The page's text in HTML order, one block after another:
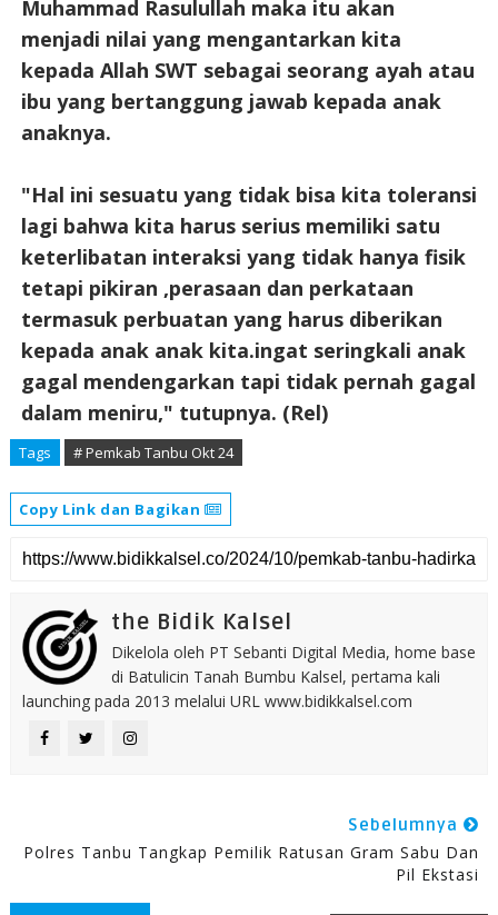
Muhammad Rasulullah maka itu akan
menjadi nilai yang mengantarkan kita
kepada Allah SWT sebagai seorang ayah atau
ibu yang bertanggung jawab kepada anak
anaknya.
"Hal ini sesuatu yang tidak bisa kita toleransi
lagi bahwa kita harus serius memiliki satu
keterlibatan interaksi yang tidak hanya fisik
tetapi pikiran ,perasaan dan perkataan
termasuk perbuatan yang harus diberikan
kepada anak anak kita.ingat seringkali anak
gagal mendengarkan tapi tidak pernah gagal
dalam meniru," tutupnya. (Rel)
Tags # Pemkab Tanbu Okt 24
Copy Link dan Bagikan
the Bidik Kalsel
Dikelola oleh PT Sebanti Digital Media, home base
di Batulicin Tanah Bumbu Kalsel, pertama kali
launching pada 2013 melalui URL www.bidikkalsel.com
Sebelumnya
Polres Tanbu Tangkap Pemilik Ratusan Gram Sabu Dan
Pil Ekstasi